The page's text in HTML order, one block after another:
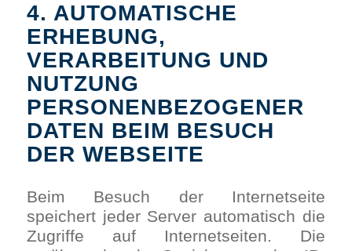
4. AUTOMATISCHE
ERHEBUNG,
VERARBEITUNG UND
NUTZUNG
PERSONENBEZOGENER
DATEN BEIM BESUCH
DER WEBSEITE
Beim Besuch der Internetseite
speichert jeder Server automatisch die
Zugriffe auf Internetseiten. Die